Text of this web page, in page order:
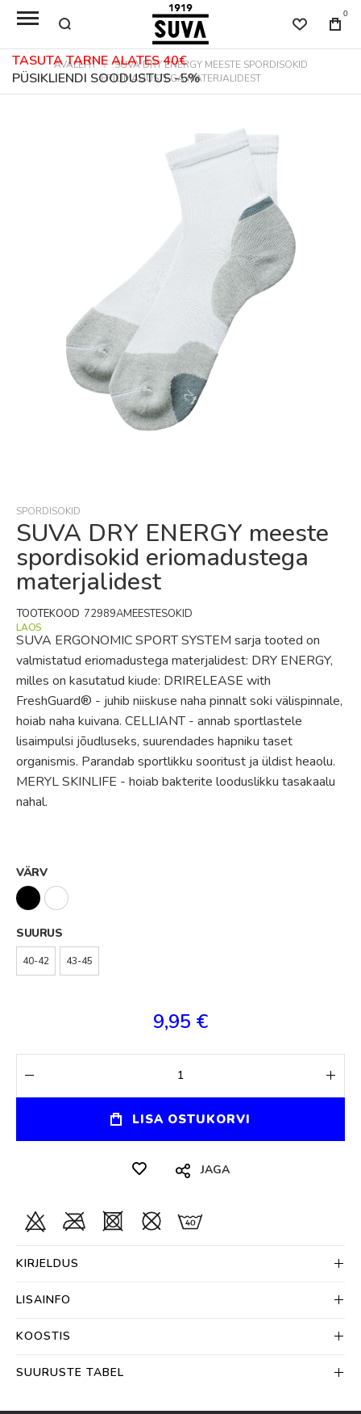
TASUTA TARNE ALATES 40€
PÜSIKLIENDI SOODUSTUS -5%
0
AVALEHT
SUVA DRY ENERGY MEESTE SPORDISOKID
ERIOMADUSTEGA MATERJALIDEST
of
the
images
gallery
SPORDISOKID
SUVA DRY ENERGY meeste
spordisokid eriomadustega
materjalidest
SUVA ERGONOMIC SPORT SYSTEM sarja tooted on
valmistatud eriomadustega materjalidest: DRY ENERGY,
milles on kasutatud kiude: DRIRELEASE with
FreshGuard® - juhib niiskuse naha pinnalt soki välispinnale,
hoiab naha kuivana. CELLIANT - annab sportlastele
lisaimpulsi jõudluseks, suurendades hapniku taset
organismis. Parandab sportlikku sooritust ja üldist heaolu.
MERYL SKINLIFE - hoiab bakterite looduslikku tasakaalu
nahal.
LAOS
TOOTEKOOD 72989AMEESTESOKID
VÄRV
SUURUS
40-42 43-45
9,95 €
LISA OSTUKORVI
JAGA
KIRJELDUS
LISAINFO
KOOSTIS
SUURUSTE TABEL